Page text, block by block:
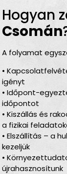
Hogyan
Csomán
A folyamat
•
igényt
• Időpont-
időpontot
• Kiszállás és
a fizikai
• Elszállítás – a
kezeljük
•
újrahasznosítunk